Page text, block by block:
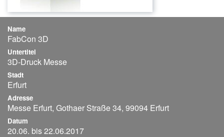
Name
FabCon 3D
Untertitel
3D-Druck Messe
Stadt
Erfurt
Adresse
Messe Erfurt, Gothaer Straße 34, 99094 Erfurt
Datum
20.06. bis 22.06.2017